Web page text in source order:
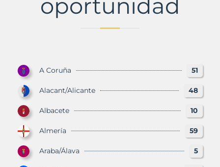
oportunidad
A Coruña 51
Alacant/Alicante 48
Albacete 10
Almería 59
Araba/Álava 5